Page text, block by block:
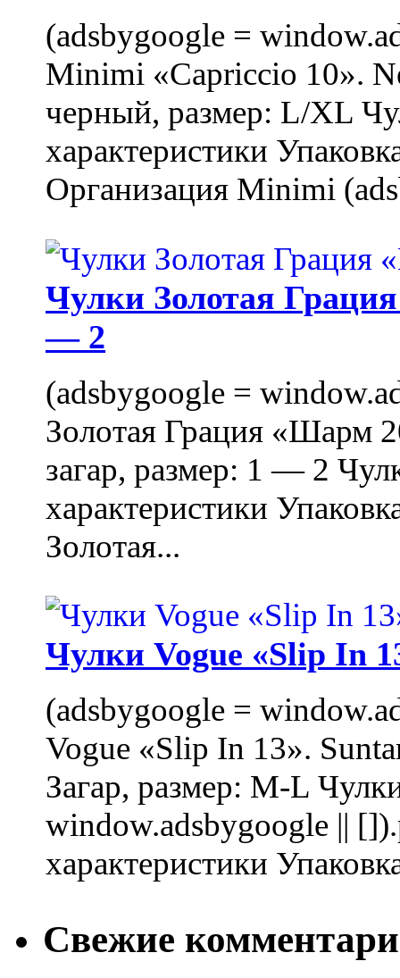
(adsbygoogle =
Minimi «Capriccio 10».
черный, размер: L/XL
характеристики
Организация Minimi
Чулки Золотая
— 2
(adsbygoogle =
Золотая Грация «Шарм
загар, размер: 1 — 2
характеристики
Золотая...
Чулки Vogue «Slip In
(adsbygoogle =
Vogue «Slip In 13».
Загар, размер: M-L
window.adsbygoogle ||
характеристики
Свежие